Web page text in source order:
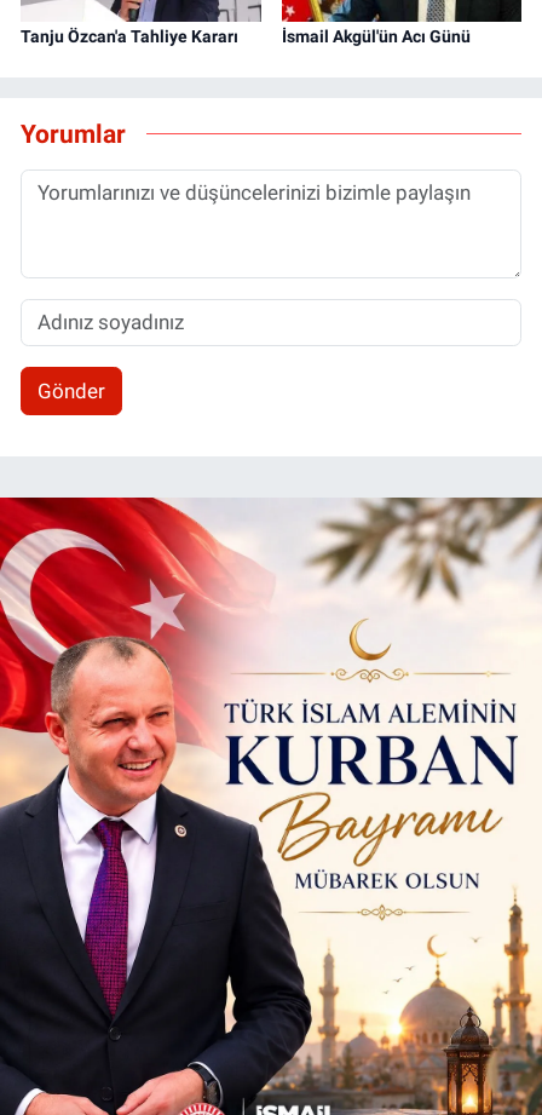
Tanju Özcan'a Tahliye Kararı İsmail Akgül'ün Acı Günü
Yorumlar
Gönder